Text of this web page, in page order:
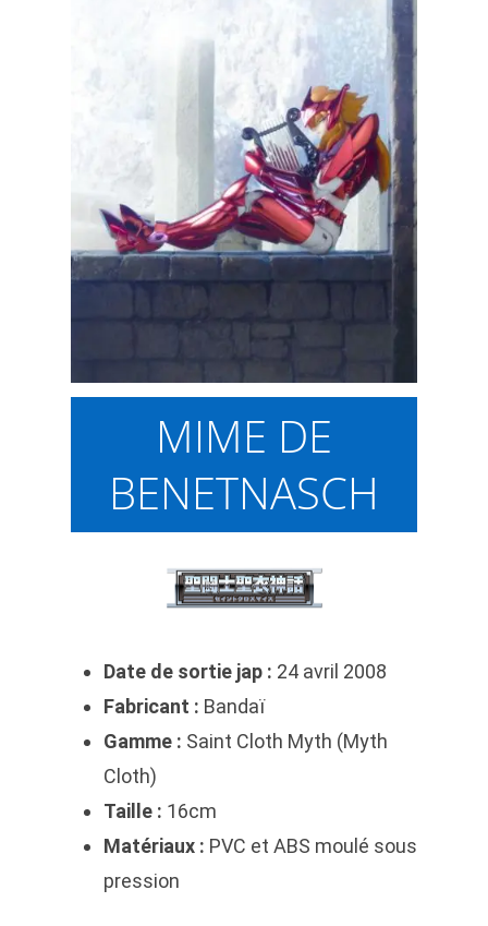
MIME DE
BENETNASCH
Date de sortie jap : 24 avril 2008
Fabricant : Bandaï
Gamme : Saint Cloth Myth (Myth
Cloth)
Taille : 16cm
Matériaux : PVC et ABS moulé sous
pression